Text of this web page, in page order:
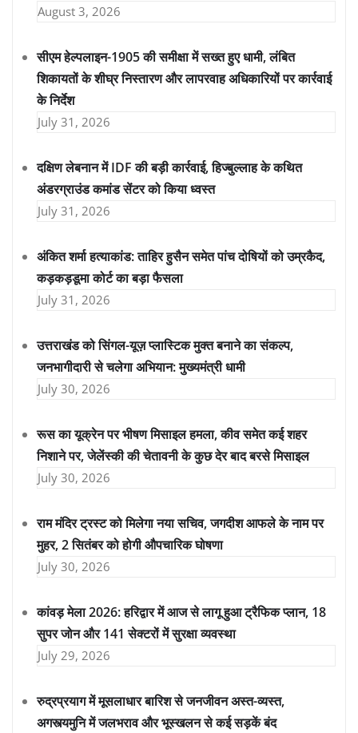
August 3, 2026
सीएम हेल्पलाइन-1905 की समीक्षा में सख्त हुए धामी, लंबित
शिकायतों के शीघ्र निस्तारण और लापरवाह अधिकारियों पर कार्रवाई
के निर्देश
July 31, 2026
दक्षिण लेबनान में IDF की बड़ी कार्रवाई, हिज्बुल्लाह के कथित
अंडरग्राउंड कमांड सेंटर को किया ध्वस्त
July 31, 2026
अंकित शर्मा हत्याकांड: ताहिर हुसैन समेत पांच दोषियों को उम्रकैद,
कड़कड़डूमा कोर्ट का बड़ा फैसला
July 31, 2026
उत्तराखंड को सिंगल-यूज़ प्लास्टिक मुक्त बनाने का संकल्प,
जनभागीदारी से चलेगा अभियान: मुख्यमंत्री धामी
July 30, 2026
रूस का यूक्रेन पर भीषण मिसाइल हमला, कीव समेत कई शहर
निशाने पर, जेलेंस्की की चेतावनी के कुछ देर बाद बरसे मिसाइल
July 30, 2026
राम मंदिर ट्रस्ट को मिलेगा नया सचिव, जगदीश आफले के नाम पर
मुहर, 2 सितंबर को होगी औपचारिक घोषणा
July 30, 2026
कांवड़ मेला 2026: हरिद्वार में आज से लागू हुआ ट्रैफिक प्लान, 18
सुपर जोन और 141 सेक्टरों में सुरक्षा व्यवस्था
July 29, 2026
रुद्रप्रयाग में मूसलाधार बारिश से जनजीवन अस्त-व्यस्त,
अगस्त्यमुनि में जलभराव और भूस्खलन से कई सड़कें बंद